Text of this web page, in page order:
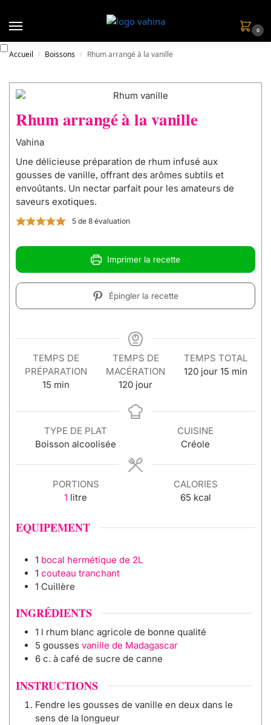
0
Accueil / Boissons / Rhum arrangé à la vanille
Rhum arrangé à la vanille
Vahina
Une délicieuse préparation de rhum infusé aux
gousses de vanille, offrant des arômes subtils et
envoûtants. Un nectar parfait pour les amateurs de
saveurs exotiques.
5de 8évaluation
Imprimer la recette
Épingler la recette
TEMPS DE
PRÉPARATION
15 min
TEMPS DE
MACÉRATION
120 jour
TEMPS TOTAL
120 jour 15 min
TYPE DE PLAT
Boisson alcoolisée
CUISINE
Créole
PORTIONS
1 litre
CALORIES
65 kcal
EQUIPEMENT
1 bocal hermétique de 2L
1 couteau tranchant
1 Cuillère
INGRÉDIENTS
1 l rhum blanc agricole de bonne qualité
5 gousses vanille de Madagascar
6 c. à café de sucre de canne
INSTRUCTIONS
Fendre les gousses de vanille en deux dans le
sens de la longueur